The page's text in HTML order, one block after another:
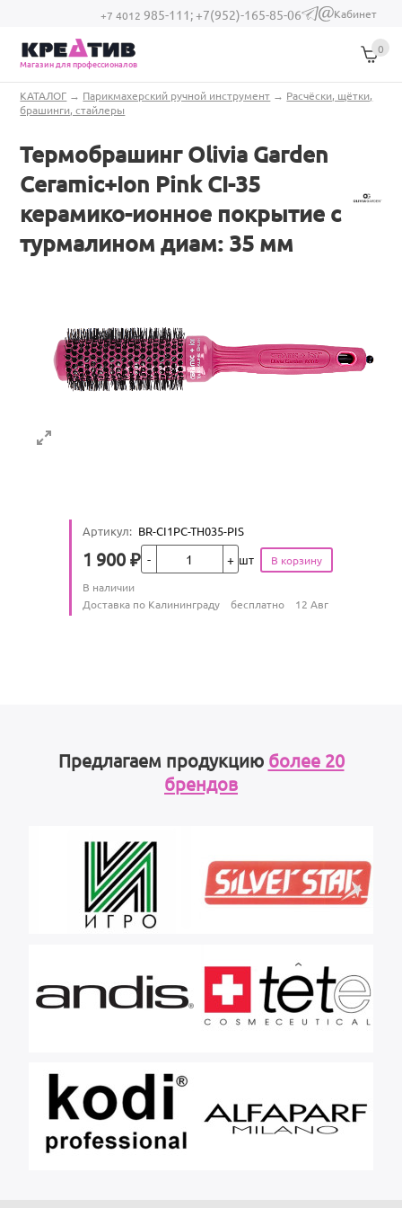
Перейти к основному содержанию
+7 4012 985-111;+7(952)-165-85-06
(link sends e-
Кабинет
Магазин для профессионалов
0
Вы здесь
КАТАЛОГ → Парикмахерский ручной инструмент → Расчёски, щётки,
брашинги, стайлеры
Термобрашинг Olivia Garden
Ceramic+Ion Pink CI-35
керамико-ионное покрытие с
турмалином диам: 35 мм
Артикул: BR-CI1PC-TH035-PIS
Цена
1 900 ₽Кол-во шт
Количество
В наличии
Условия доставки
Доставка по Калининграду бесплатно 12 Авг
Предлагаем продукцию более 20
брендов